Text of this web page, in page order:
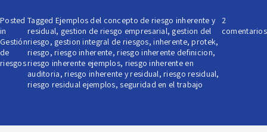
Posted
in
Gestión
de
riesgos
Tagged Ejemplos del concepto de riesgo inherente y
residual, gestion de riesgo empresarial, gestion del
riesgo, gestion integral de riesgos,inherente,protek,
riesgo,riesgo inherente,riesgo inherente definicion,
riesgo inherente ejemplos, riesgo inherente en
auditoria,riesgo inherente y residual,riesgo residual,
riesgo residual ejemplos,seguridad en el trabajo
2
comentarios